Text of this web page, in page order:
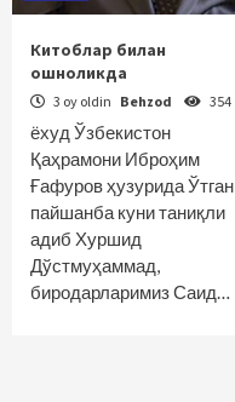
Китоблар билан
ошноликда
3 oy oldin Behzod 354
ёхуд Ўзбекистон
Қаҳрамони Иброҳим
Ғафуров ҳузурида Ўтган
пайшанба куни таниқли
адиб Хуршид
Дўстмуҳаммад,
биродарларимиз Саид…